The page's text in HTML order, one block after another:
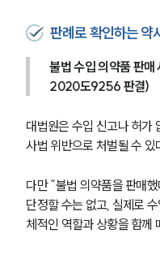
판례로 확인하는 약
불법 수입 의약품 판
2020도9256 판결)
대법원은 수입 신고나 허가
사법 위반으로 처벌될 수 있
다만 “불법 의약품을 판매
단정할 수는 없고, 실제로
체적인 역할과 상황을 함께